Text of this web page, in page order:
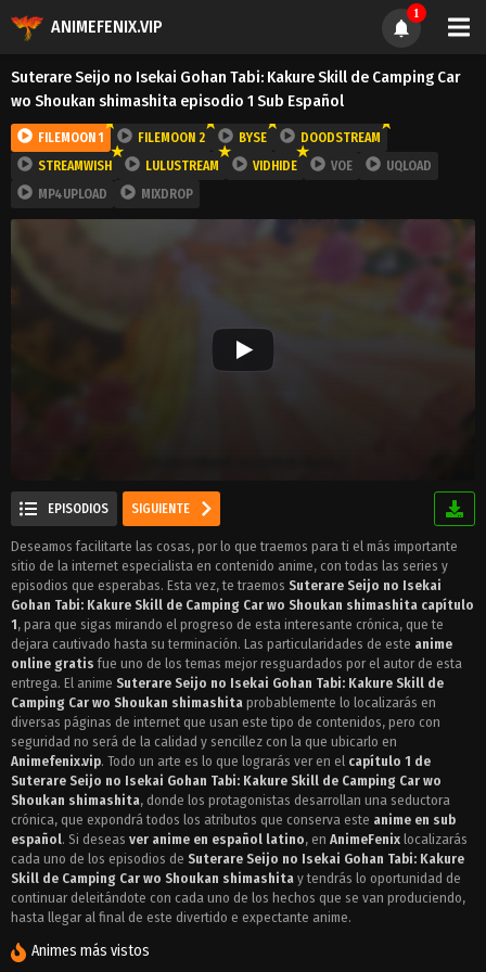
ANIMEFENIX.VIP
1
Suterare Seijo no Isekai Gohan Tabi: Kakure Skill de Camping Car
wo Shoukan shimashita episodio 1 Sub Español
FILEMOON 1 FILEMOON 2 BYSE
DOODSTREAM
STREAMWISH
LULUSTREAM VIDHIDE VOE
UQLOAD
MP4UPLOAD
MIXDROP
EPISODIOS SIGUIENTE
Deseamos facilitarte las cosas, por lo que traemos para ti el más importante
sitio de la internet especialista en contenido anime, con todas las series y
episodios que esperabas. Esta vez, te traemos Suterare Seijo no Isekai
Gohan Tabi: Kakure Skill de Camping Car wo Shoukan shimashita capítulo
1, para que sigas mirando el progreso de esta interesante crónica, que te
dejara cautivado hasta su terminación. Las particularidades de este anime
online gratis fue uno de los temas mejor resguardados por el autor de esta
entrega. El anime Suterare Seijo no Isekai Gohan Tabi: Kakure Skill de
Camping Car wo Shoukan shimashita probablemente lo localizarás en
diversas páginas de internet que usan este tipo de contenidos, pero con
seguridad no será de la calidad y sencillez con la que ubicarlo en
Animefenix.vip. Todo un arte es lo que lograrás ver en el capítulo 1 de
Suterare Seijo no Isekai Gohan Tabi: Kakure Skill de Camping Car wo
Shoukan shimashita, donde los protagonistas desarrollan una seductora
crónica, que expondrá todos los atributos que conserva este anime en sub
español. Si deseas ver anime en español latino, en AnimeFenix localizarás
cada uno de los episodios de Suterare Seijo no Isekai Gohan Tabi: Kakure
Skill de Camping Car wo Shoukan shimashita y tendrás lo oportunidad de
continuar deleitándote con cada uno de los hechos que se van produciendo,
hasta llegar al final de este divertido e expectante anime.
Animes más vistos